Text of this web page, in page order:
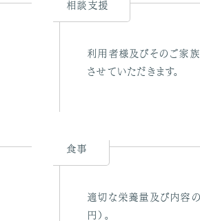
相談支援
利用者様及びそのご家
させていただきます。
食事
適切な栄養量及び内容
円）。